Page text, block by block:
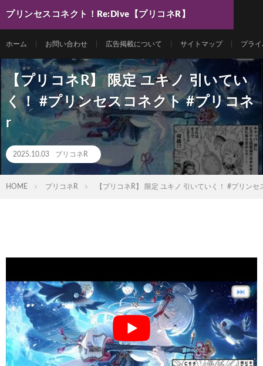
プリンセスコネクト！Re:Dive【プリコネR】
ホーム お問い合わせ 広告掲載について サイトマップ プラ
【プリコネR】 限定 ユキノ 引いてい
く！ #プリンセスコネクト #プリコネ
r
2025.10.03 プリコネR
HOME プリコネR 【プリコネR】 限定 ユキノ 引いていく！ #プリン